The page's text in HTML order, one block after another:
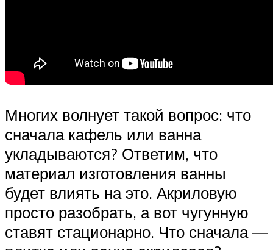
Многих волнует такой вопрос: что
сначала кафель или ванна
укладываются? Ответим, что
материал изготовления ванны
будет влиять на это. Акриловую
просто разобрать, а вот чугунную
ставят стационарно. Что сначала —